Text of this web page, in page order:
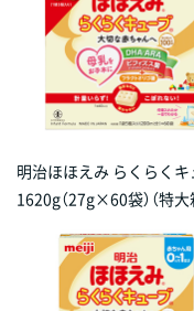
明治ほほえみ らくらく
1620g（27g×60袋）（特大